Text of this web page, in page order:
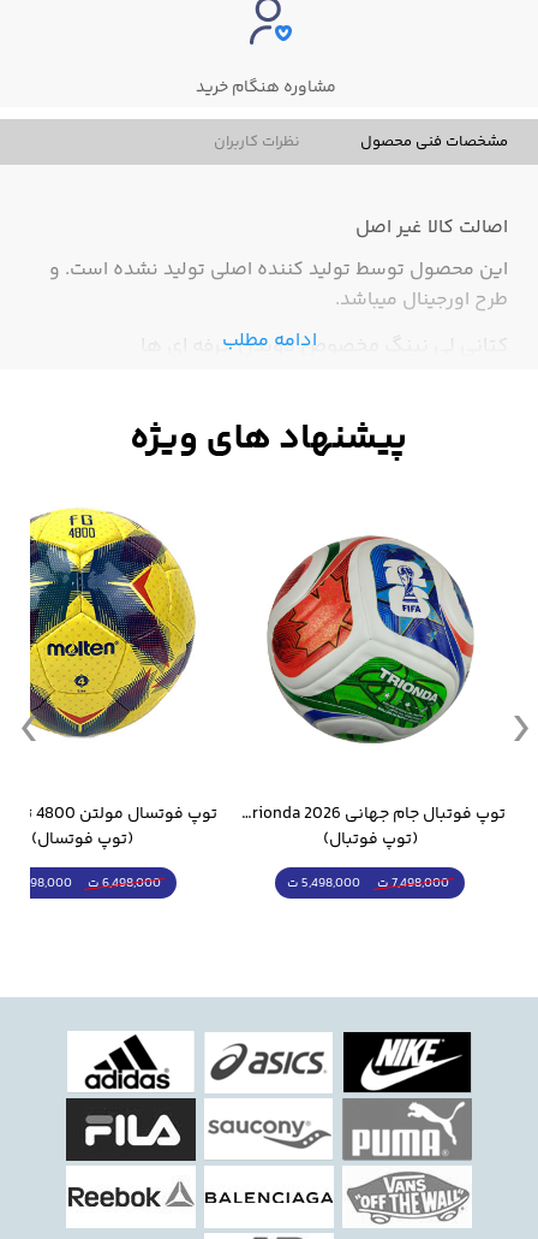
مشاوره هنگام خرید
مشخصات فنی محصول نظرات کاربران
اصالت کالا غیر اصل
این محصول توسط تولید کننده اصلی تولید نشده است. و
طرح اورجینال میباشد.
کتانی لی نینگ مخصوص دویدن حرفه ای ها
ادامه مطلب
توپ فوتبال جام جهانی 2026 Trionda مشابه اورجینال
(توپ فوتبال)
7,498,000 ت 5,498,000 ت
(توپ فوتسال)
6,498,000 ت 5,298,000 ت